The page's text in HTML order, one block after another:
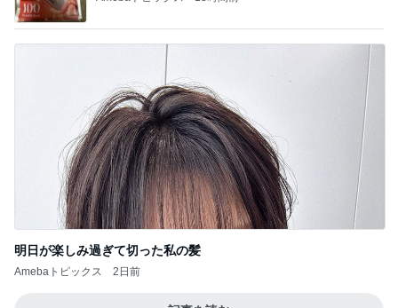
Amebaトピックス
届いた春夏用の物が真冬仕様
Amebaトピックス 2日前
ジャンル人気記事ランキング
インテリア・暮らし
はじめましてと、爆笑した桃の話。